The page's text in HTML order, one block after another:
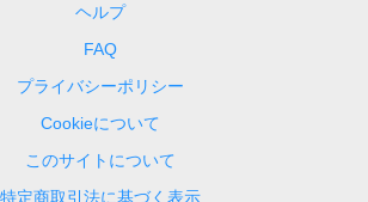
ヘルプ
FAQ
プライバシーポリシー
Cookieについて
このサイトについて
特定商取引法に基づく表示